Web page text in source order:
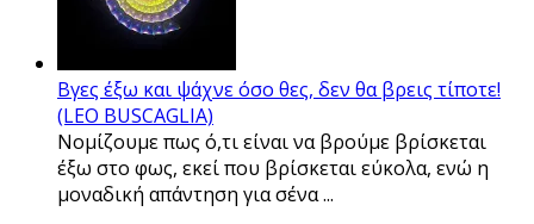
Βγες έξω και ψάχνε όσο θες, δεν θα βρεις τίποτε!
(LEO BUSCAGLIA)
Νομίζουμε πως ό,τι είναι να βρούμε βρίσκεται
έξω στο φως, εκεί που βρίσκεται εύκολα, ενώ η
μοναδική απάντηση για σένα ...